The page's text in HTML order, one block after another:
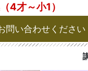
4才～小1）
問い合わせください